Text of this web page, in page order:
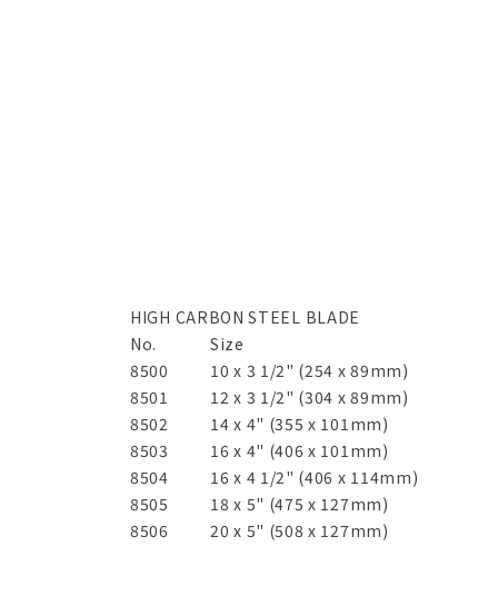
HIGH CARBON STEEL BLADE
No.
Size
8500
10 x 3 1/2" (254 x 89mm)
8501
12 x 3 1/2" (304 x 89mm)
8502
14 x 4" (355 x 101mm)
8503
16 x 4" (406 x 101mm)
8504
16 x 4 1/2" (406 x 114mm)
8505
18 x 5" (475 x 127mm)
8506
20 x 5" (508 x 127mm)